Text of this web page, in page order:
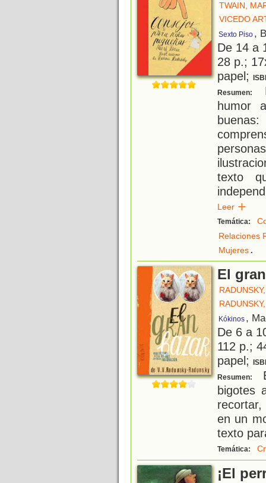
TWAIN,
VICEDO
Sexto Piso ,
De 14 a
28 p.;
papel;
Resumen:
humor
texto
Leer
Temática:
Relaciones
Mujeres.
El
Kókinos ,
De 6 a
112 p.;
papel;
Resumen:
bigotes
recortar,
en un
texto
Temática:
¡El